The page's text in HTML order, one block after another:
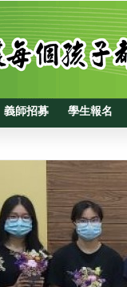
義師招募 學生報名